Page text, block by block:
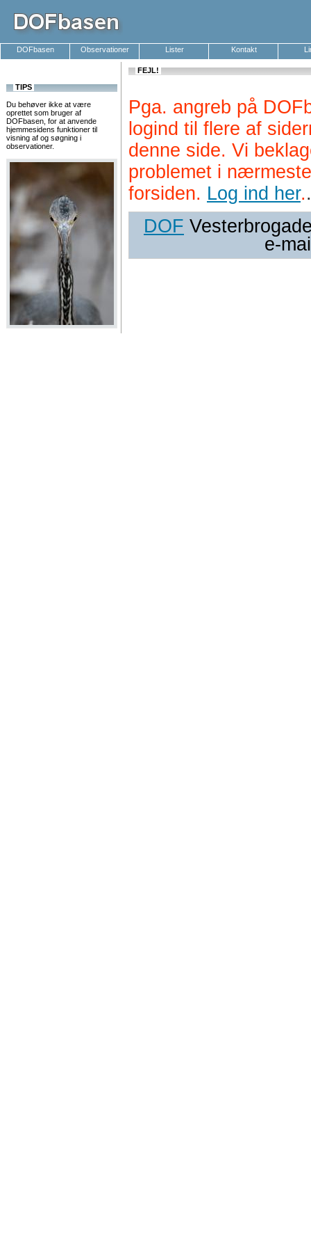
DOFbasen Observationer Lister Kontakt
TIPS
Du behøver ikke at være
oprettet som bruger af
DOFbasen, for at anvende
hjemmesidens funktioner til
visning af og søgning i
observationer.
FEJL!
Pga. angreb på
logind til flere af
denne side. Vi
problemet i
forsiden. Log ind her..
DOF
e-